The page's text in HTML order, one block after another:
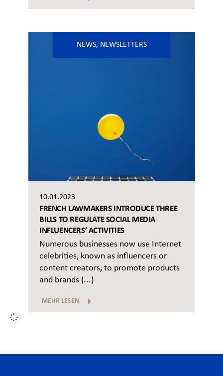
NEWS, NEWSLETTERS
10.01.2023
FRENCH LAWMAKERS INTRODUCE THREE
BILLS TO REGULATE SOCIAL MEDIA
INFLUENCERS’ ACTIVITIES
Numerous businesses now use Internet
celebrities, known as influencers or
content creators, to promote products
and brands (...)
MEHR LESEN